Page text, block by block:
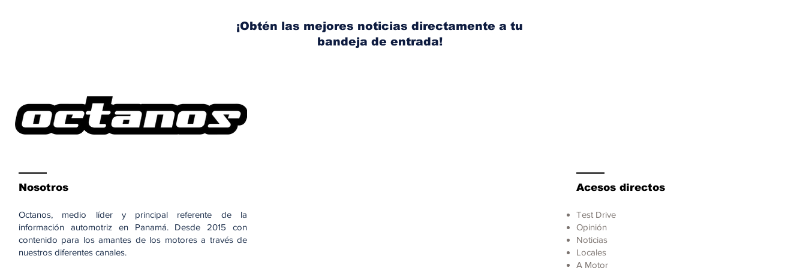
¡Obtén las mejores noticias directamente a tu
bandeja de entrada!
Nosotros
Octanos, medio líder y principal referente de la
información automotriz en Panamá. Desde 2015 con
contenido para los amantes de los motores a través de
nuestros diferentes canales.
Acesos directos
Test Drive
Opinión
Noticias
Locales
A Motor